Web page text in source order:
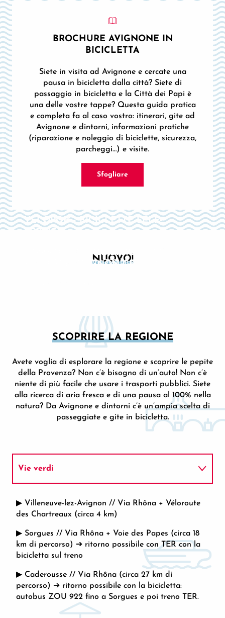
BROCHURE AVIGNONE IN
BICICLETTA
Siete in visita ad Avignone e cercate una
pausa in bicicletta dalla città? Siete di
passaggio in bicicletta e la Città dei Papi è
una delle vostre tappe? Questa guida pratica
e completa fa al caso vostro: itinerari, gite ad
Avignone e dintorni, informazioni pratiche
(riparazione e noleggio di biciclette, sicurezza,
parcheggi…) e visite.
Sfogliare
NUOVO!
VÉLOPOP' - BICICLETTE SELF-
SERVICE
Grande Avignone. Ora 300 biciclette elettriche
ARMADIETTO PER BICICLETTE
STAZIONE AVIGNON CENTRE
SCOPRIRE LA REGIONE
Avete voglia di esplorare la regione e scoprire le pepite
della Provenza? Non c’è bisogno di un’auto! Non c’è
niente di più facile che usare i trasporti pubblici. Siete
alla ricerca di aria fresca e di una pausa al 100% nella
natura? Da Avignone e dintorni c’è un’ampia scelta di
passeggiate e gite in bicicletta.
Vie verdi
Greenways + corsie condivise
▶ Villeneuve-lez-Avignon // Via Rhôna + Véloroute
des Chartreaux (circa 4 km)
▶ Sorgues // Via Rhôna + Voie des Papes (circa 18
km di percorso) ➔ ritorno possibile con TER con la
bicicletta sul treno
▶ Caderousse // Via Rhôna (circa 27 km di
percorso) ➔ ritorno possibile con la bicicletta:
autobus ZOU 922 fino a Sorgues e poi treno TER.